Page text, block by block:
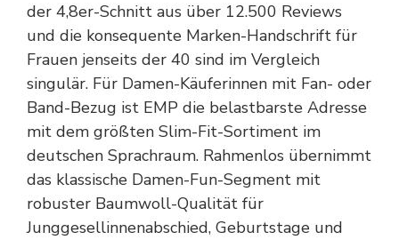
der 4,8er-Schnitt aus über 12.500 Reviews
und die konsequente Marken-Handschrift für
Frauen jenseits der 40 sind im Vergleich
singulär. Für Damen-Käuferinnen mit Fan- oder
Band-Bezug ist EMP die belastbarste Adresse
mit dem größten Slim-Fit-Sortiment im
deutschen Sprachraum. Rahmenlos übernimmt
das klassische Damen-Fun-Segment mit
robuster Baumwoll-Qualität für
Junggesellinnenabschied, Geburtstage und